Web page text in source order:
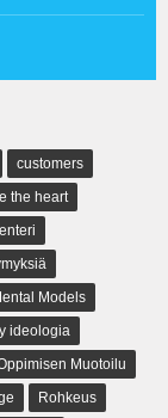
customers
the heart
Models
ideologia
Muotoilu
Rohkeus